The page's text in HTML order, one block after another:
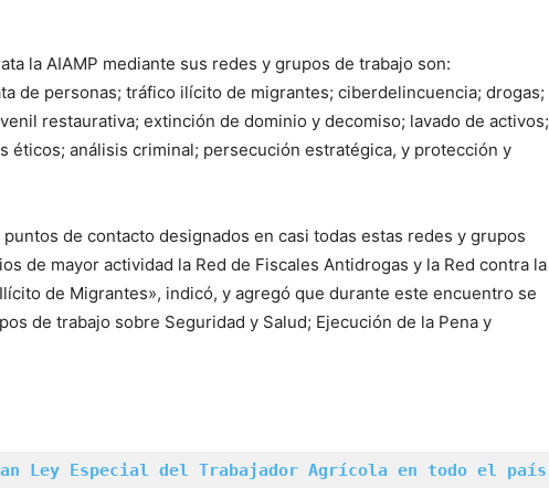
la AIAMP mediante sus redes y grupos de trabajo son:
de personas; tráfico ilícito de migrantes; ciberdelincuencia; drogas;
restaurativa; extinción de dominio y decomiso; lavado de activos;
éticos; análisis criminal; persecución estratégica, y protección y
de contacto designados en casi todas estas redes y grupos
de mayor actividad la Red de Fiscales Antidrogas y la Red contra la
de Migrantes», indicó, y agregó que durante este encuentro se
de trabajo sobre Seguridad y Salud; Ejecución de la Pena y
Ley Especial del Trabajador Agrícola en todo el país